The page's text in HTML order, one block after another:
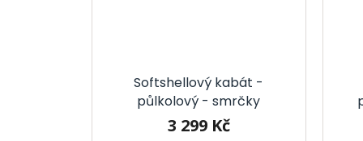
Softshellový kabát -
půlkolový - smrčky
3 299 Kč